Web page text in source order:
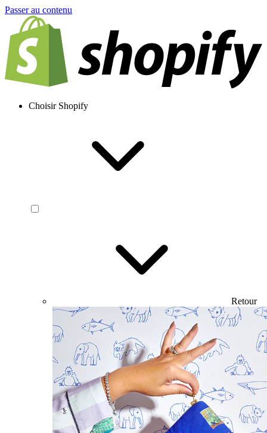
Passer au contenu
Choisir Shopify
Retour